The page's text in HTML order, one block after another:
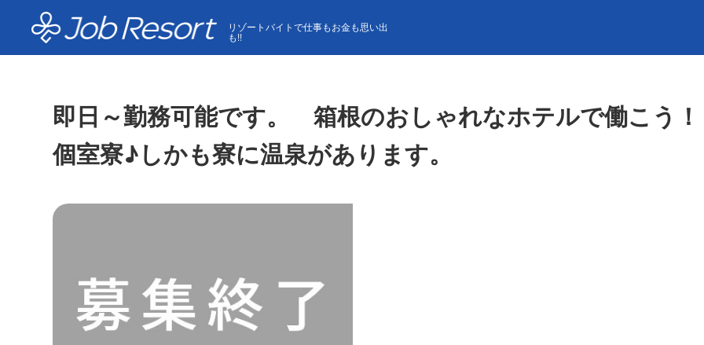
リゾートバイトで仕事もお金も思い出
も!!
HOME 求人一覧
即日～勤務可能です。 箱根のおしゃれなホテルで働こう
個室寮♪しかも寮に温泉があります。